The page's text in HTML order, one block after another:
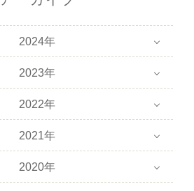
2024年
2023年
2022年
2021年
2020年